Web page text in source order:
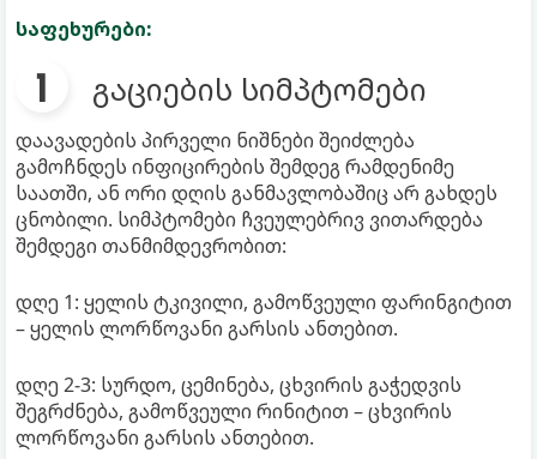
საფეხურები:
გაციების სიმპტომები
დაავადების პირველი ნიშნები შეიძლება
გამოჩნდეს ინფიცირების შემდეგ რამდენიმე
საათში, ან ორი დღის განმავლობაშიც არ გახდეს
ცნობილი. სიმპტომები ჩვეულებრივ ვითარდება
შემდეგი თანმიმდევრობით:
დღე 1: ყელის ტკივილი, გამოწვეული ფარინგიტით
– ყელის ლორწოვანი გარსის ანთებით.
დღე 2-3: სურდო, ცემინება, ცხვირის გაჭედვის
შეგრძნება, გამოწვეული რინიტით – ცხვირის
ლორწოვანი გარსის ანთებით.